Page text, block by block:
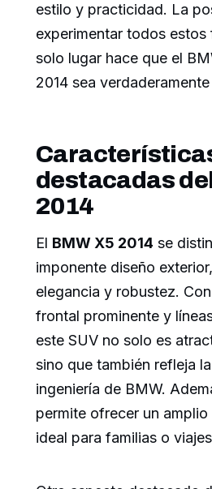
estilo y practicidad. La
experimentar todos estos
solo lugar hace que el
2014 sea
destacadas
2014
El BMW X5 2014 se
imponente diseño
elegancia y robustez.
frontal prominente y
este SUV no solo es
sino que también refleja
ingeniería de BMW.
permite ofrecer un
ideal para familias o